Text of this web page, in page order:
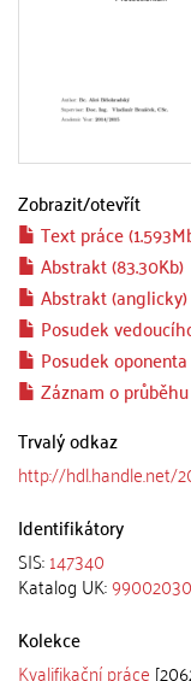
Zobrazit/otevřít
Text práce
Abstrakt (83.30Kb)
Abstrakt (anglicky)
Posudek
Posudek
Záznam o
Trvalý odkaz
http://hdl.handle.net/
Identifikátory
SIS:147340
Katalog UK:
Kolekce
Kvalifikační práce